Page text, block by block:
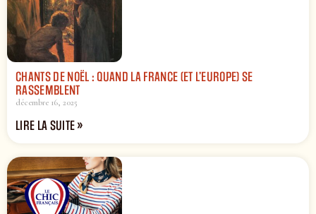
CHANTS DE NOËL : QUAND LA FRANCE (ET L’EUROPE) SE
RASSEMBLENT
décembre 16, 2025
LIRE LA SUITE »